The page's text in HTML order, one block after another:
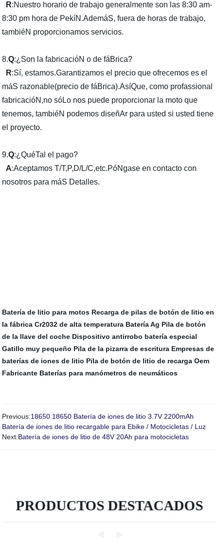
R:Nuestro horario de trabajo generalmente son las 8:30 am-
8:30 pm hora de PekíN.AdemáS, fuera de horas de trabajo,
tambiéN proporcionamos servicios.
8.Q:¿Son la fabricacióN o de fáBrica?
R:Sí, estamos.Garantizamos el precio que ofrecemos es el
máS razonable(precio de fáBrica).AsíQue, como profassional
fabricacióN,no sóLo nos puede proporcionar la moto que
tenemos, tambiéN podemos diseñAr para usted si usted tiene
el proyecto.
9.Q:¿QuéTal el pago?
A:Aceptamos T/T,P,D/L/C,etc.PóNgase en contacto con
nosotros para máS Detalles.
Batería de litio para motos Recarga de pilas de botón de litio en
la fábrica Cr2032 de alta temperatura Batería Ag Pila de botón
de la llave del coche Dispositivo antirrobo batería especial
Gatillo muy pequeño Pila de la pizarra de escritura Empresas de
baterías de iones de litio Pila de botón de litio de recarga Oem
Fabricante Baterías para manómetros de neumáticos
Previous:18650 18650 Batería de iones de litio 3.7V 2200mAh
Batería de iones de litio recargable para Ebike / Motocicletas / Luz
Next:Batería de iones de litio de 48V 20Ah para motocicletas
PRODUCTOS DESTACADOS